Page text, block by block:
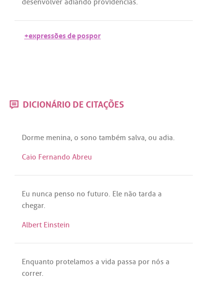
desenvolver adiando providências.
+expressões de pospor
DICIONÁRIO DE CITAÇÕES
Dorme menina, o sono também salva, ou adia.
Caio Fernando Abreu
Eu nunca penso no futuro. Ele não tarda a
chegar.
Albert Einstein
Enquanto protelamos a vida passa por nós a
correr.